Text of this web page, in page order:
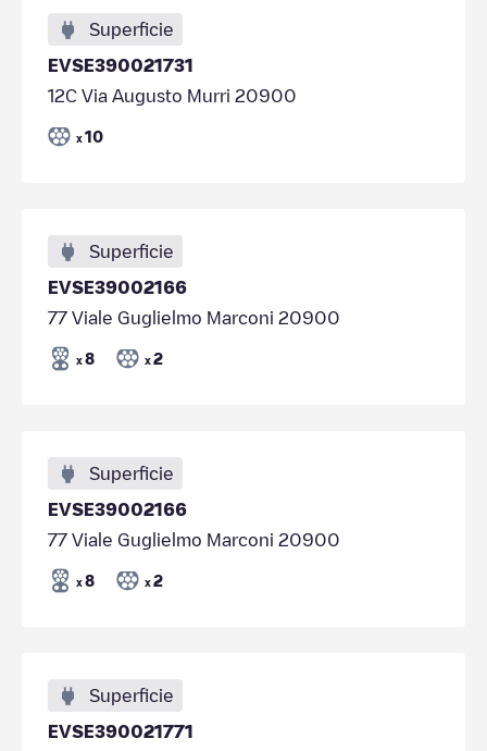
Superficie
EVSE390021731
12C Via Augusto Murri 20900
x 10
Superficie
EVSE39002166
77 Viale Guglielmo Marconi 20900
x 8 x 2
Superficie
EVSE39002166
77 Viale Guglielmo Marconi 20900
x 8 x 2
Superficie
EVSE390021771